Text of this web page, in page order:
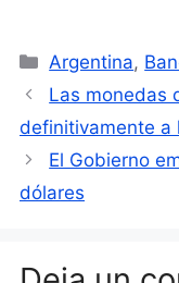
Categorías
Argentina,
Las monedas
definitivamente a
El Gobierno
dólares